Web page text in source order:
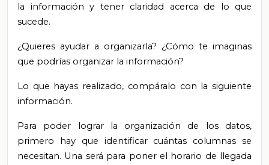
la información y tener claridad acerca de lo que
sucede.
¿Quieres ayudar a organizarla? ¿Cómo te imaginas
que podrías organizar la información?
Lo que hayas realizado, compáralo con la siguiente
información.
Para poder lograr la organización de los datos,
primero hay que identificar cuántas columnas se
necesitan. Una será para poner el horario de llegada